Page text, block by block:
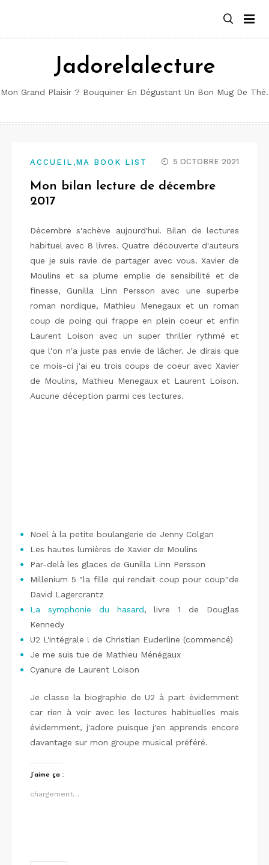
contenu
Jadorelalecture
Mon Grand Plaisir ? Bouquiner En Dégustant Un Bon Mug De Thé.
ACCUEIL ,MA BOOK LIST 5 OCTOBRE 2021
Mon bilan lecture de décembre
2017
Décembre s'achève aujourd'hui. Bilan de lectures
habituel avec 8 livres. Quatre découverte d'auteurs
que je suis ravie de partager avec vous. Xavier de
Moulins et sa plume emplie de sensibilité et de
finesse, Gunilla Linn Persson avec une superbe
roman nordique, Mathieu Menegaux et un roman
coup de poing qui frappe en plein coeur et enfin
Laurent Loison avec un super thriller rythmé et
que l'on n'a juste pas envie de lâcher. Je dirais que
ce mois-ci j'ai eu trois coups de coeur avec Xavier
de Moulins, Mathieu Menegaux et Laurent Loison.
Aucune déception parmi ces lectures.
Noël à la petite boulangerie de Jenny Colgan
Les hautes lumières de Xavier de Moulins
Par-delà les glaces de Gunilla Linn Persson
Millenium 5 "la fille qui rendait coup pour coup"de
David Lagercrantz
La symphonie du hasard, livre 1 de Douglas
Kennedy
U2 L'intégrale ! de Christian Euderline (commencé)
Je me suis tue de Mathieu Ménégaux
Cyanure de Laurent Loison
Je classe la biographie de U2 à part évidemment
car rien à voir avec les lectures habituelles mais
évidemment, j'adore puisque j'en apprends encore
davantage sur mon groupe musical préféré.
J’aime ça :
chargement…